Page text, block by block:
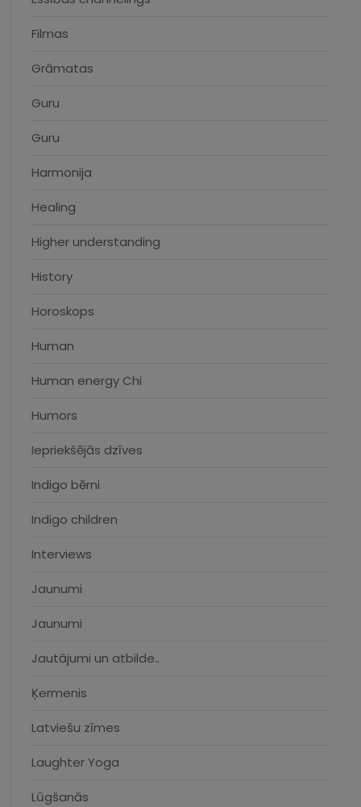
Filmas
Grāmatas
Guru
Guru
Harmonija
Healing
Higher understanding
History
Horoskops
Human
Human energy Chi
Humors
Iepriekšējās dzīves
Indigo bērni
Indigo children
Interviews
Jaunumi
Jaunumi
Jautājumi un atbilde..
Ķermenis
Latviešu zīmes
Laughter Yoga
Lūgšanās